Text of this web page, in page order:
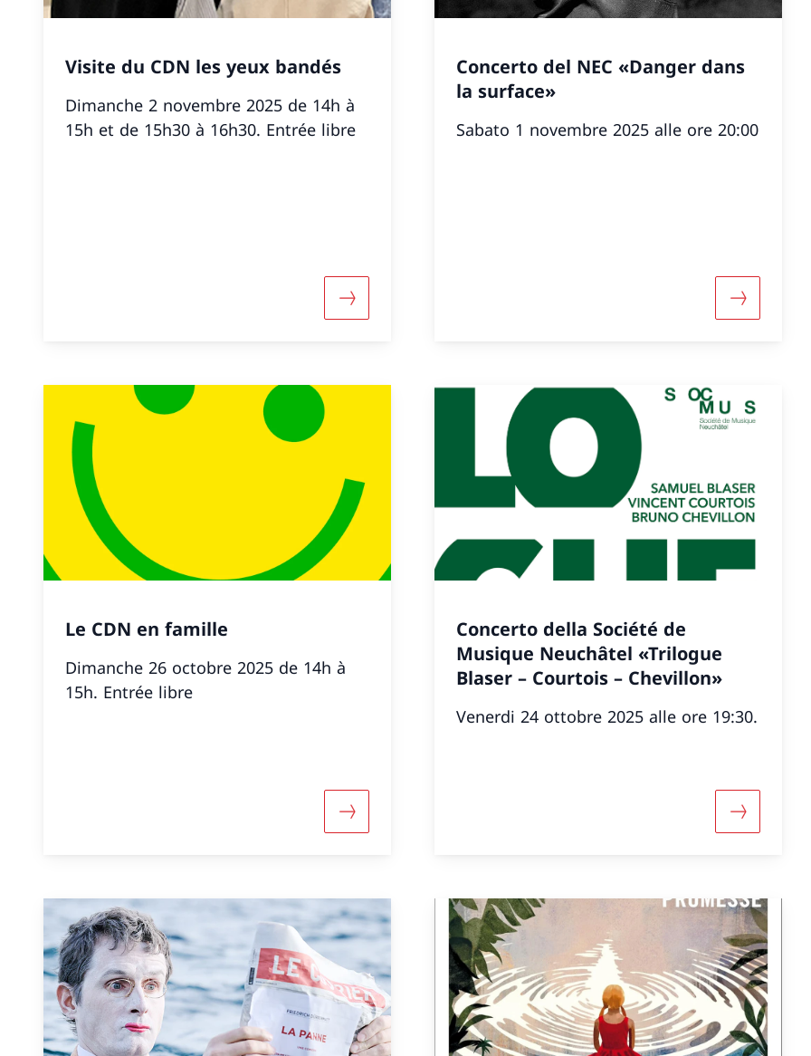
Visite du CDN les yeux bandés
Dimanche 2 novembre 2025 de 14h à
15h et de 15h30 à 16h30. Entrée libre
Maggiori informazioni su «Visite du CDN les yeux bandés »
Concerto del NEC «Danger dans
la surface»
Sabato 1 novembre 2025 alle ore 20:00
Maggiori
Le CDN en famille
Dimanche 26 octobre 2025 de 14h à
15h. Entrée libre
Maggiori informazioni su «Le CDN en famille»
Concerto della Société de
Musique Neuchâtel «Trilogue
Blaser – Courtois – Chevillon»
Venerdi 24 ottobre 2025 alle ore 19:30.
Maggiori